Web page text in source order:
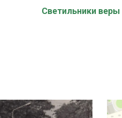
Светильники веры